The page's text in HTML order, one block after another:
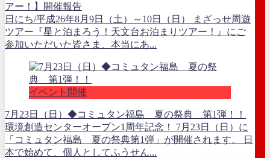
アー！】開催報告
日にち/平成26年8月9日（土）～10日（日） まざっせ周遊
ツアー『星と泊まろう！天文台お泊まりツアー！』にご
参加いただいた皆さま、本当にあ...
イベント開催
7月23日（日）◆コミュタン福島 夏の祭典 第1弾！！
環境創造センターオープン1周年記念！ 7月23日（日）に
「コミュタン福島 夏の祭典第1弾」が開催されます。 日
本で始めて、個人としてふうせん...